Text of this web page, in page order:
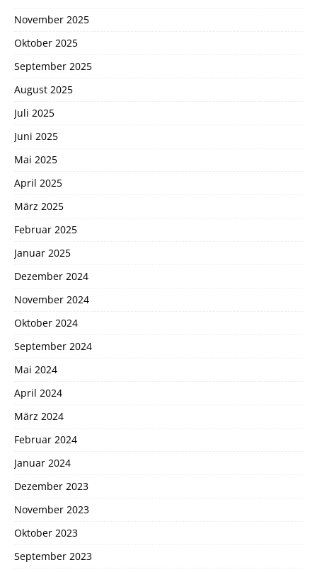
November 2025
Oktober 2025
September 2025
August 2025
Juli 2025
Juni 2025
Mai 2025
April 2025
März 2025
Februar 2025
Januar 2025
Dezember 2024
November 2024
Oktober 2024
September 2024
Mai 2024
April 2024
März 2024
Februar 2024
Januar 2024
Dezember 2023
November 2023
Oktober 2023
September 2023